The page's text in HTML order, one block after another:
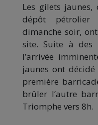
Les gilets jaunes,
dépôt pétrolier
dimanche soir,
site. Suite à des
l’arrivée
jaunes ont
première
brûler l’autre
Triomphe vers 8h.